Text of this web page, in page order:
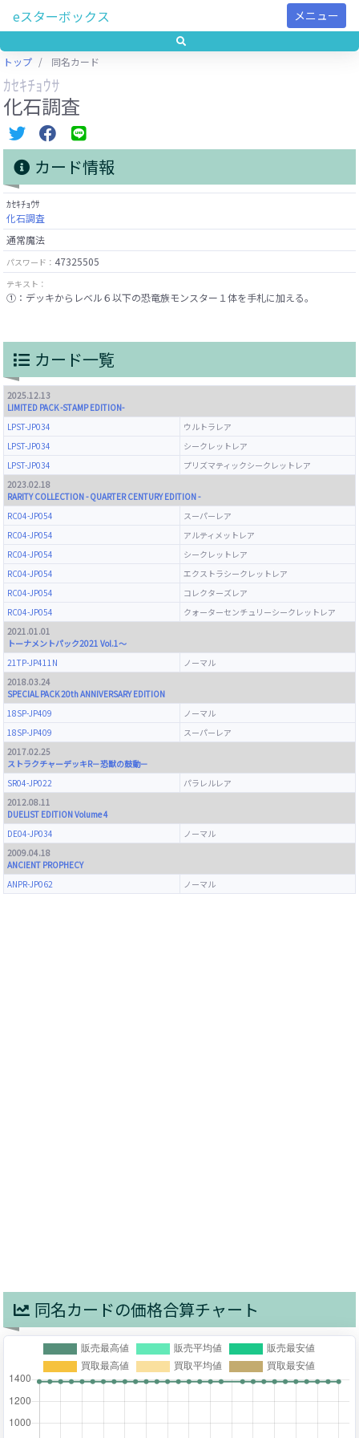
eスターボックス メニュー
トップ 同名カード
ｶｾｷﾁｮｳｻ
化石調査
カード情報
ｶｾｷﾁｮｳｻ
化石調査
通常魔法
パスワード： 47325505
テキスト：
①：デッキからレベル６以下の恐竜族モンスター１体を手札に加える。
カード一覧
2025.12.13
LIMITED PACK -STAMP EDITION-
LPST-JP034
ウルトラレア
LPST-JP034
シークレットレア
LPST-JP034
プリズマティックシークレットレア
2023.02.18
RARITY COLLECTION - QUARTER CENTURY EDITION -
RC04-JP054
スーパーレア
RC04-JP054
アルティメットレア
RC04-JP054
シークレットレア
RC04-JP054
エクストラシークレットレア
RC04-JP054
コレクターズレア
RC04-JP054
クォーターセンチュリーシークレットレア
2021.01.01
トーナメントパック2021 Vol.1～
21TP-JP411N
ノーマル
2018.03.24
SPECIAL PACK 20th ANNIVERSARY EDITION
18SP-JP409
ノーマル
18SP-JP409
スーパーレア
2017.02.25
ストラクチャーデッキR－恐獣の鼓動－
SR04-JP022
パラレルレア
2012.08.11
DUELIST EDITION Volume 4
DE04-JP034
ノーマル
2009.04.18
ANCIENT PROPHECY
ANPR-JP062
ノーマル
同名カードの価格合算チャート